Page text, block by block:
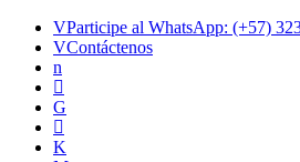
Participe al WhatsApp: (+57)
Contáctenos